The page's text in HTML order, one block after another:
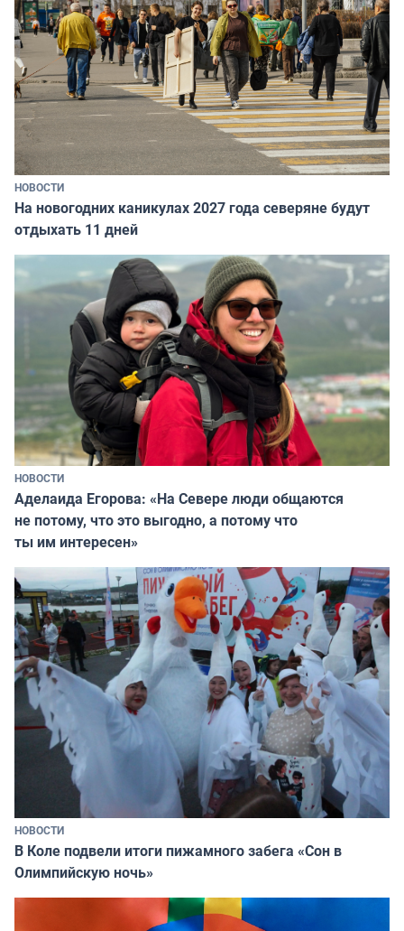
НОВОСТИ
На новогодних каникулах 2027 года северяне будут
отдыхать 11 дней
НОВОСТИ
Аделаида Егорова: «На Севере люди общаются
не потому, что это выгодно, а потому что
ты им интересен»
НОВОСТИ
В Коле подвели итоги пижамного забега «Сон в
Олимпийскую ночь»